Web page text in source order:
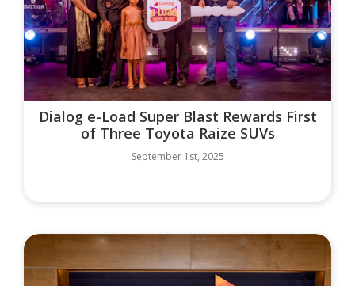
Dialog e-Load Super Blast Rewards First
of Three Toyota Raize SUVs
September 1st, 2025